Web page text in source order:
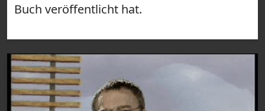
Buch veröffentlicht hat.